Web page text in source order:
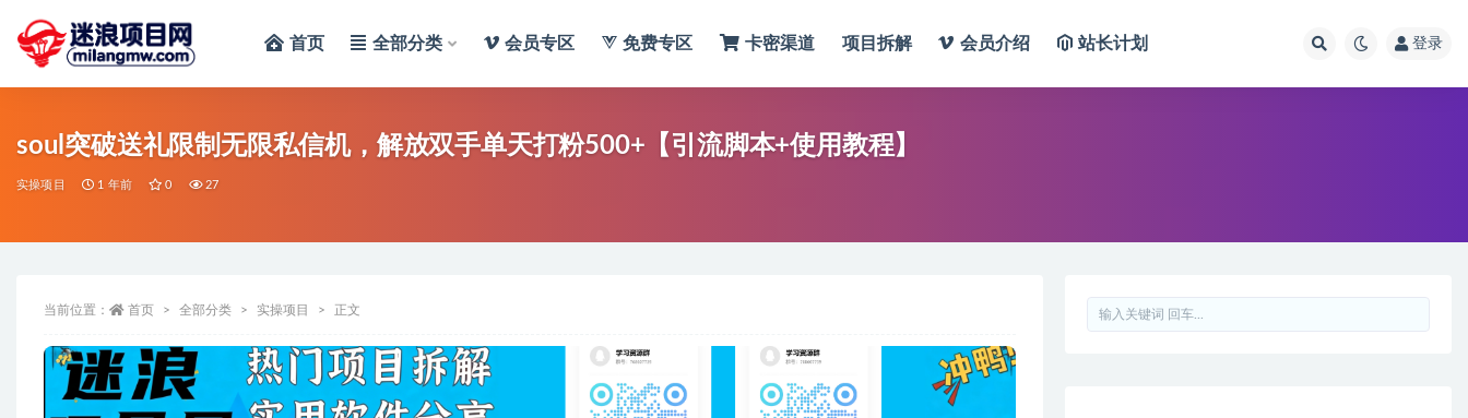
首页 全部分类 会员专区 免费专区 卡密渠道 项目拆解 会员介绍 站长计划 登录
soul突破送礼限制无限私信机，解放双手单天打粉500+【引流脚本+使用教程】
实操项目 1 年前 0 27
当前位置： 首页 全部分类 实操项目 正文